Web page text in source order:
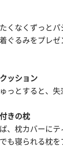
くなくずっとパ
ぐるみをプレ
ッション
っとすると、失
きの枕
、枕カバーに
も寝られる枕を